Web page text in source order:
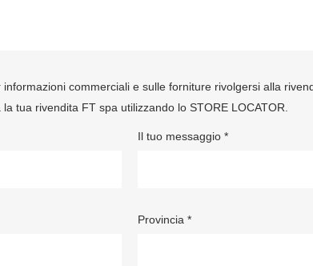
commerciali e sulle forniture rivolgersi alla
la tua rivendita FT spa utilizzando lo STORE LOCATOR
Il tuo messaggio *
Provincia *